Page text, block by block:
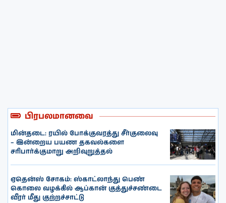
பிரபலமானவை
மின்தடை: ரயில் போக்குவரத்து சீர்குலைவு
– இன்றைய பயண தகவல்களை
சரிபார்க்குமாறு அறிவுறுத்தல்
ஏதென்ஸ் சோகம்: ஸ்காட்லாந்து பெண்
கொலை வழக்கில் ஆப்கான் குத்துச்சண்டை
வீரர் மீது குற்றச்சாட்டு